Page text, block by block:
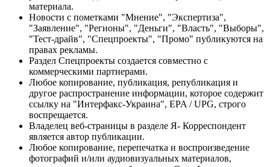
материала.
Новости с пометками "Мнение", "Экспертиза",
"Заявление", "Регионы", "Деньги", "Власть", "Выборы",
"Тест-драйв", "Спецпроекты", "Промо" публикуются на
правах рекламы.
Раздел Спецпроекты создается совместно с
коммерческими партнерами.
Любое копирование, публикация, републикация и
другое распространение информации, которое содержит
ссылку на "Интерфакс-Украина", EPA / UPG, строго
воспрещается.
Владелец веб-страницы в разделе Я- Корреспондент
является автор публикации.
Любое копирование, перепечатка и воспроизведение
фотографий и/или аудиовизуальных материалов,